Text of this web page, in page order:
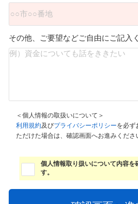
その他、ご要望などご自由にご記入
＜個人情報の取扱いについて＞
利用規約及びプライバシーポリシーを必ず
ただけた場合は、確認画面へお進みくださ
個人情報取り扱いについて内容を
す。